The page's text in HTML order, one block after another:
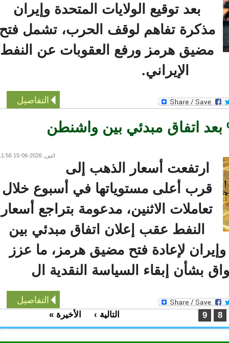
بعد توقيع الولايات المتحدة وإيران
مذكرة تفاهم لوقف الحرب، تشمل فتح
مضيق هرمز ورفع العقوبات عن النفط
الإيراني.
التفاصيل
يقفز 2.7% بعد اتفاق مبدئي بين واشنطن
اثنين, 2026-06-15 11:56
ارتفعت أسعار الذهب إلى
قرب أعلى مستوياتها في أسبوع خلال
تعاملات الاثنين، مدعومة بتراجع أسعار
النفط عقب إعلان اتفاق مبدئي بين
لإعادة فتح مضيق هرمز، ما عزز
بشأن إبقاء السياسة النقدية ال
التفاصيل
9 التالية › الأخيرة »